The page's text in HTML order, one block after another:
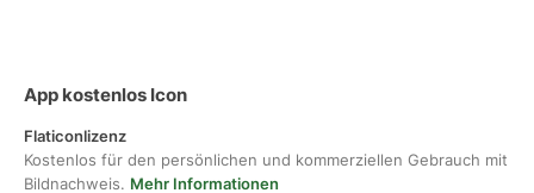
App kostenlos Icon
Flaticonlizenz
Kostenlos für den persönlichen und kommerziellen Gebrauch mit
Bildnachweis. Mehr Informationen